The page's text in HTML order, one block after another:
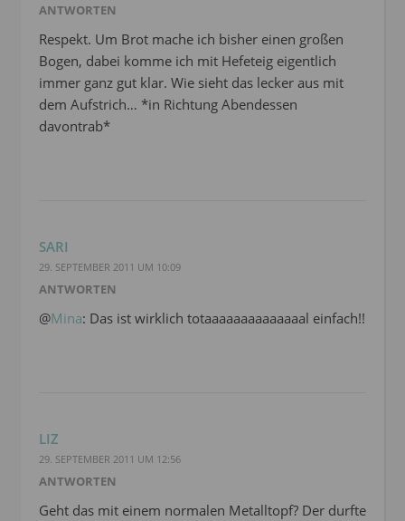
ANTWORTEN
Respekt. Um Brot mache ich bisher einen großen
Bogen, dabei komme ich mit Hefeteig eigentlich
immer ganz gut klar. Wie sieht das lecker aus mit
dem Aufstrich… *in Richtung Abendessen
davontrab*
SARI
29. SEPTEMBER 2011 UM 10:09
ANTWORTEN
@Mina: Das ist wirklich totaaaaaaaaaaaaaal einfach!!
LIZ
29. SEPTEMBER 2011 UM 12:56
ANTWORTEN
Geht das mit einem normalen Metalltopf? Der durfte